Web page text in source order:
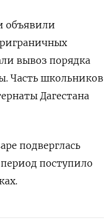
объявили
вывоз порядка
Часть школьников
Дагестана
подверглась
поступило